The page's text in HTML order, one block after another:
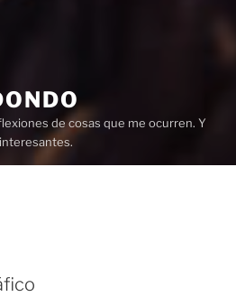
de cosas que me ocurren. Y